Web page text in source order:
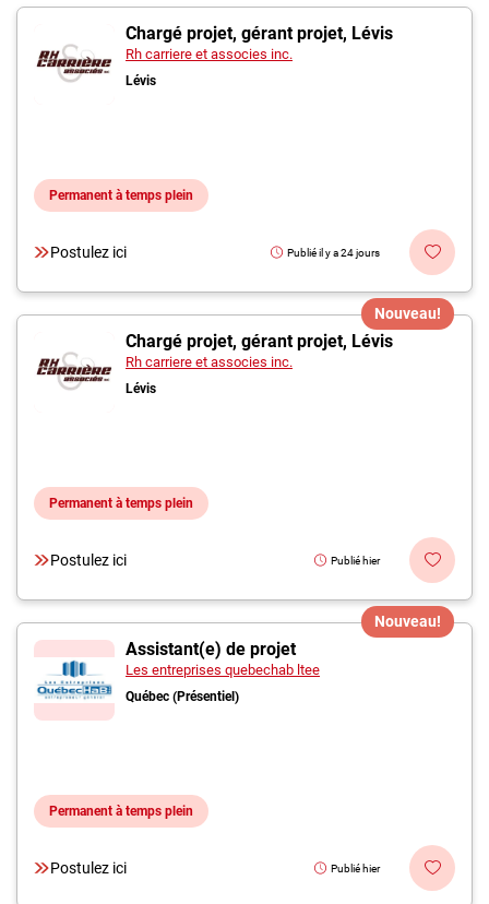
Chargé projet, gérant projet, Lévis
Rh carriere et associes inc.
Lévis
Permanent à temps plein
Postulez ici Publié il y a 24 jours
Nouveau!
Chargé projet, gérant projet, Lévis
Rh carriere et associes inc.
Lévis
Permanent à temps plein
Postulez ici Publié hier
Nouveau!
Assistant(e) de projet
Les entreprises quebechab ltee
Québec (Présentiel)
Permanent à temps plein
Postulez ici Publié hier